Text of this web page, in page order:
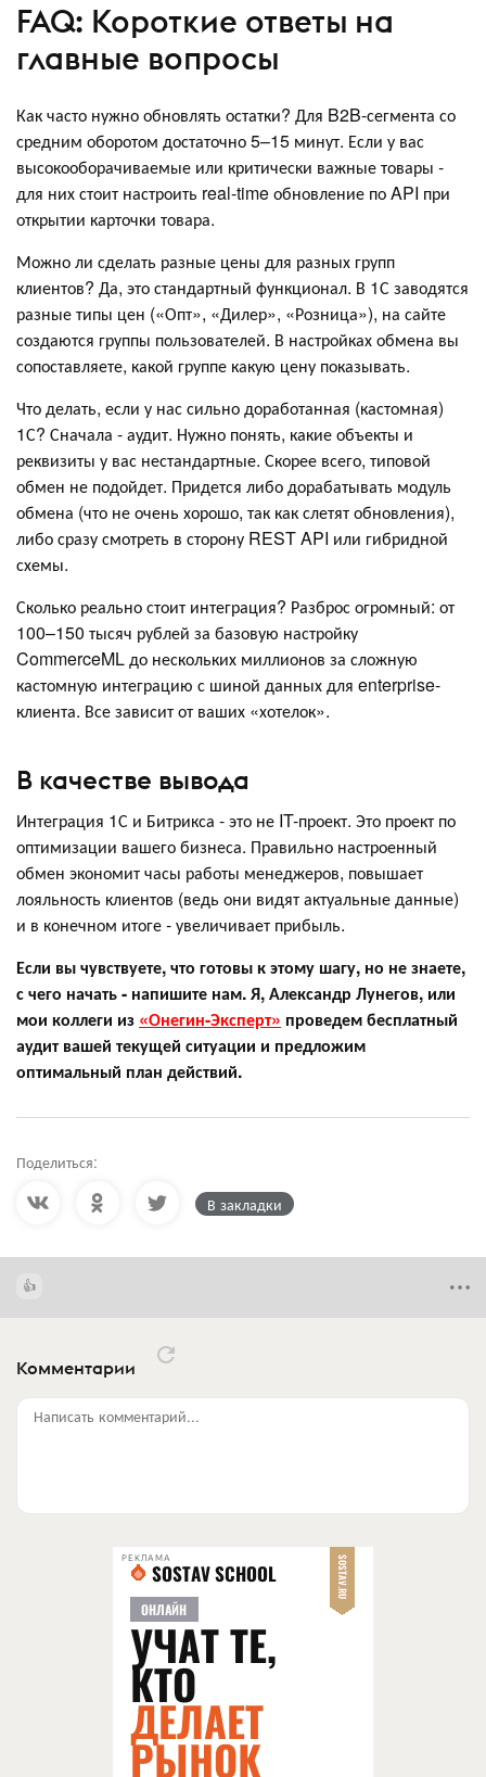
FAQ: Короткие ответы на
главные вопросы
Как часто нужно обновлять остатки? Для B2B-сегмента со
средним оборотом достаточно 5–15 минут. Если у вас
высокооборачиваемые или критически важные товары -
для них стоит настроить real-time обновление по API при
открытии карточки товара.
Можно ли сделать разные цены для разных групп
клиентов? Да, это стандартный функционал. В 1С заводятся
разные типы цен («Опт», «Дилер», «Розница»), на сайте
создаются группы пользователей. В настройках обмена вы
сопоставляете, какой группе какую цену показывать.
Что делать, если у нас сильно доработанная (кастомная)
1С? Сначала - аудит. Нужно понять, какие объекты и
реквизиты у вас нестандартные. Скорее всего, типовой
обмен не подойдет. Придется либо дорабатывать модуль
обмена (что не очень хорошо, так как слетят обновления),
либо сразу смотреть в сторону REST API или гибридной
схемы.
Сколько реально стоит интеграция? Разброс огромный: от
100–150 тысяч рублей за базовую настройку
CommerceML до нескольких миллионов за сложную
кастомную интеграцию с шиной данных для enterprise-
клиента. Все зависит от ваших «хотелок».
В качестве вывода
Интеграция 1С и Битрикса - это не IT-проект. Это проект по
оптимизации вашего бизнеса. Правильно настроенный
обмен экономит часы работы менеджеров, повышает
лояльность клиентов (ведь они видят актуальные данные)
и в конечном итоге - увеличивает прибыль.
Если вы чувствуете, что готовы к этому шагу, но не знаете,
с чего начать - напишите нам. Я, Александр Лунегов, или
мои коллеги из «Онегин-Эксперт» проведем бесплатный
аудит вашей текущей ситуации и предложим
оптимальный план действий.
Поделиться:
В закладки
Комментарии
Написать комментарий...
РЕКЛАМА